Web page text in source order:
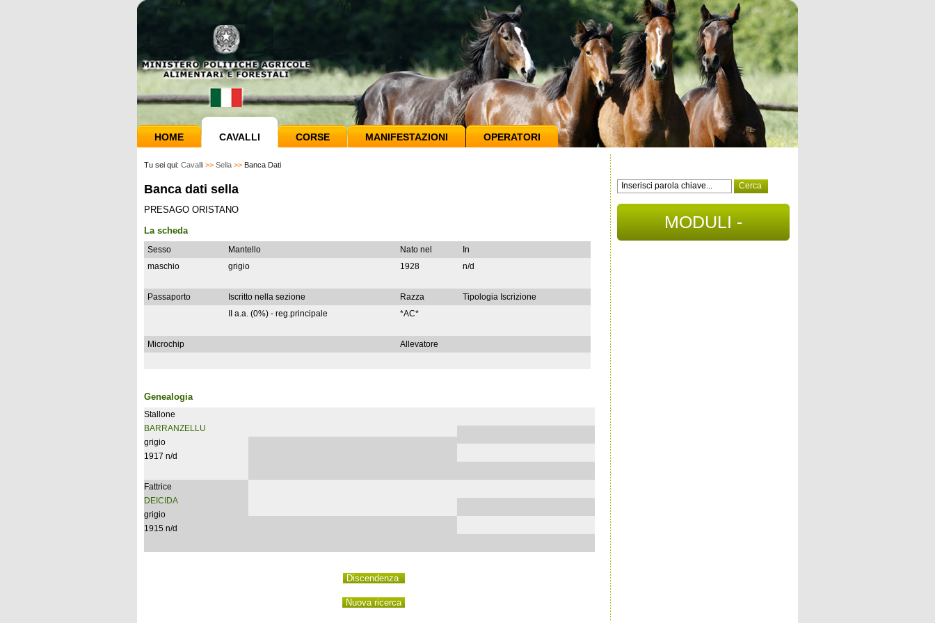
HOME CAVALLI CORSE MANIFESTAZIONI OPERATORI
Tu sei qui: Cavalli >> Sella >> Banca Dati
Banca dati sella
PRESAGO ORISTANO
La scheda
Sesso Mantello Nato nel
In
maschio
grigio 1928 n/d
Passaporto Iscritto nella sezione Razza
Tipologia Iscrizione
II a.a. (0%) - reg.principale
*AC*
Microchip Allevatore
Genealogia
Stallone
BARRANZELLU
grigio
1917 n/d
Fattrice
DEICIDA
grigio
1915 n/d
MODULI -